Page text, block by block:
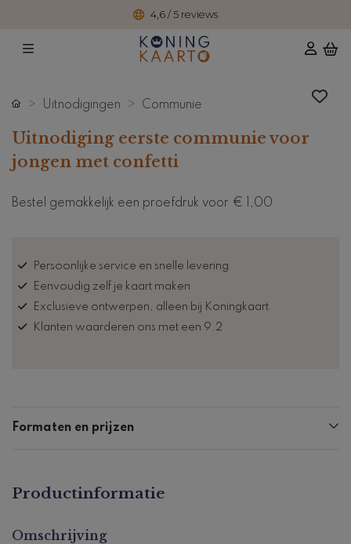
4,6 / 5 reviews
Uitnodigingen Communie
Uitnodiging eerste communie voor
jongen met confetti
Bestel gemakkelijk een proefdruk voor € 1,00
Persoonlijke service en snelle levering
Eenvoudig zelf je kaart maken
Exclusieve ontwerpen, alleen bij Koningkaart
Klanten waarderen ons met een 9.2
Formaten en prijzen
Productinformatie
Omschrijving